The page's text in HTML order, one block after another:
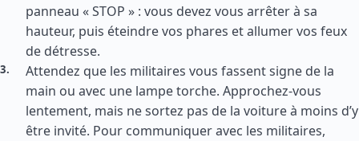
panneau « STOP » : vous devez vous arrêter à sa
hauteur, puis éteindre vos phares et allumer vos feux
de détresse.
Attendez que les militaires vous fassent signe de la
main ou avec une lampe torche. Approchez-vous
lentement, mais ne sortez pas de la voiture à moins d’y
être invité. Pour communiquer avec les militaires,